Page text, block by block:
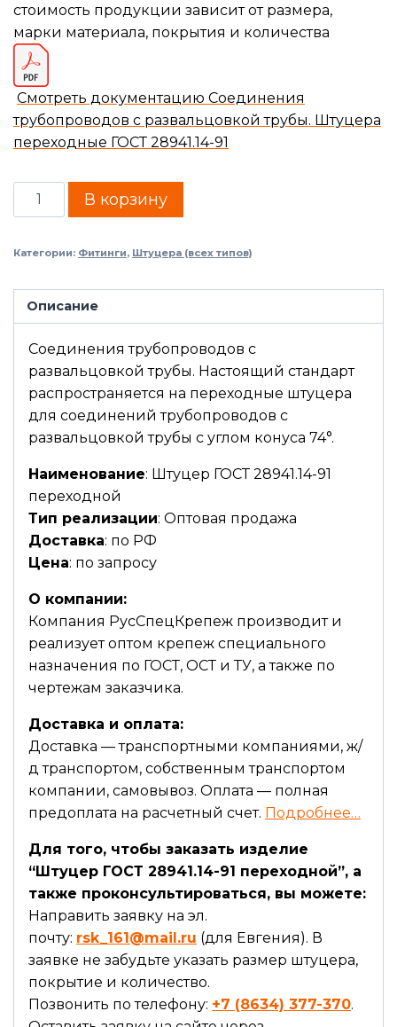
стоимость продукции зависит от размера,
марки материала, покрытия и количества
Смотреть документацию Соединения
трубопроводов с развальцовкой трубы. Штуцера
переходные ГОСТ 28941.14-91
В корзину
Категории: Фитинги, Штуцера (всех типов)
Описание
Соединения трубопроводов с
развальцовкой трубы. Настоящий стандарт
распространяется на переходные штуцера
для соединений трубопроводов с
развальцовкой трубы с углом конуса 74°.
Наименование: Штуцер ГОСТ 28941.14-91
переходной
Тип реализации: Оптовая продажа
Доставка: по РФ
Цена: по запросу
О компании:
Компания РусСпецКрепеж производит и
реализует оптом крепеж специального
назначения по ГОСТ, ОСТ и ТУ, а также по
чертежам заказчика.
Доставка и оплата:
Доставка — транспортными компаниями, ж/
д транспортом, собственным транспортом
компании, самовывоз. Оплата — полная
предоплата на расчетный счет. Подробнее…
Для того, чтобы заказать изделие
“Штуцер ГОСТ 28941.14-91 переходной”, а
также проконсультироваться, вы можете:
Направить заявку на эл.
почту: rsk_161@mail.ru (для Евгения). В
заявке не забудьте указать размер штуцера,
покрытие и количество.
Позвонить по телефону: +7 (8634) 377-370.